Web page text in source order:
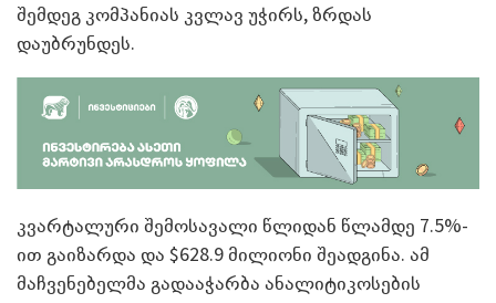
შემდეგ კომპანიას კვლავ უჭირს, ზრდას
დაუბრუნდეს.
კვარტალური შემოსავალი წლიდან წლამდე 7.5%-
ით გაიზარდა და $628.9 მილიონი შეადგინა. ამ
მაჩვენებელმა გადააჭარბა ანალიტიკოსების